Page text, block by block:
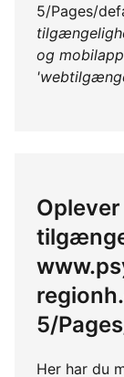
5/Pages/
og
5/
Her har du